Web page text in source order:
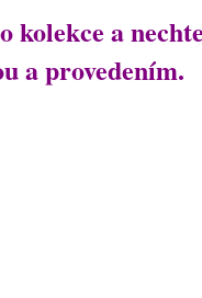
kolekce a
a provedením.